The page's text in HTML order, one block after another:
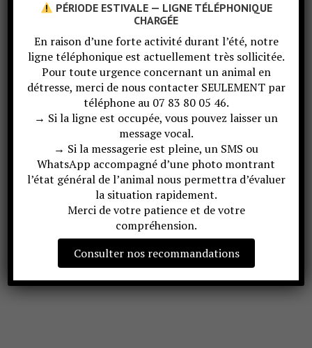
PÉRIODE ESTIVALE — LIGNE TÉLÉPHONIQUE
CHARGÉE
En raison d’une forte activité durant l’été, notre
ligne téléphonique est actuellement très sollicitée.
Pour toute urgence concernant un animal en
détresse, merci de nous contacter SEULEMENT par
téléphone au 07 83 80 05 46.
→ Si la ligne est occupée, vous pouvez laisser un
message vocal.
→ Si la messagerie est pleine, un SMS ou
WhatsApp accompagné d’une photo montrant
l’état général de l’animal nous permettra d’évaluer
la situation rapidement.
Merci de votre patience et de votre
compréhension.
Consulter nos recommandations